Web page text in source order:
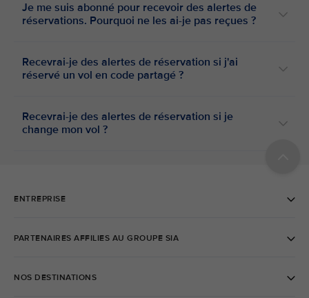
Je me suis abonné pour recevoir des alertes de
réservations. Pourquoi ne les ai-je pas reçues ?
Recevrai-je des alertes de réservation si j'ai
réservé un vol en code partagé ?
Recevrai-je des alertes de réservation si je
change mon vol ?